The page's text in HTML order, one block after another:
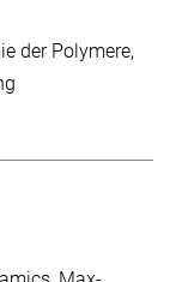
der Polymere